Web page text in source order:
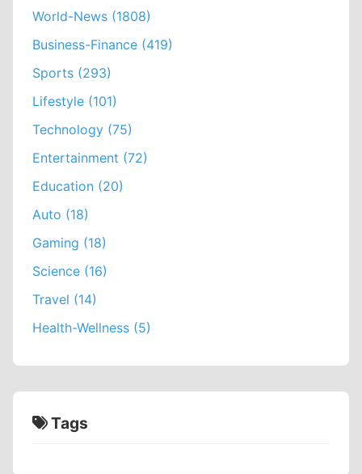
World-News (1808)
Business-Finance (419)
Sports (293)
Lifestyle (101)
Technology (75)
Entertainment (72)
Education (20)
Auto (18)
Gaming (18)
Science (16)
Travel (14)
Health-Wellness (5)
Tags